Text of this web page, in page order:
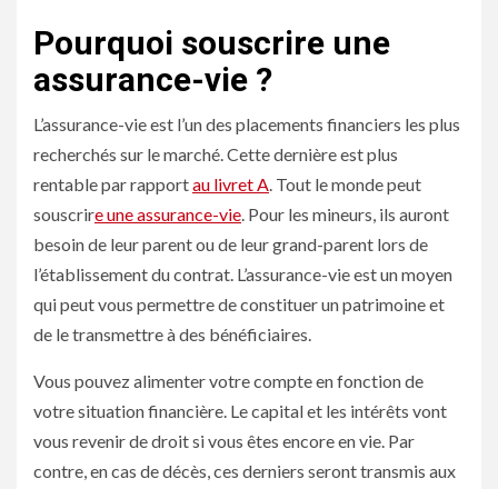
Pourquoi souscrire une
assurance-vie ?
L’assurance-vie est l’un des placements financiers les plus
recherchés sur le marché. Cette dernière est plus
rentable par rapportau livret A. Tout le monde peut
souscrire une assurance-vie. Pour les mineurs, ils auront
besoin de leur parent ou de leur grand-parent lors de
l’établissement du contrat. L’assurance-vie est un moyen
qui peut vous permettre de constituer un patrimoine et
de le transmettre à des bénéficiaires.
Vous pouvez alimenter votre compte en fonction de
votre situation financière. Le capital et les intérêts vont
vous revenir de droit si vous êtes encore en vie. Par
contre, en cas de décès, ces derniers seront transmis aux